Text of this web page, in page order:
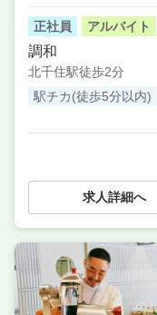
正社員 アルバイト
調和
北千住駅徒歩2分
駅チカ(徒歩5分以内)
料理長候補（
スタッフ・板
焼鳥と季節の
東京都足立区
席数 20席〜30席
単価 5000円〜7000円
求人詳細へ